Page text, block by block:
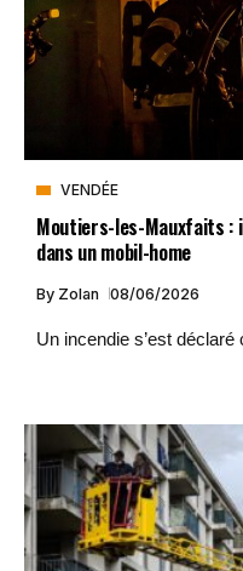
VENDÉE
Moutiers-les-Mauxfaits :
dans un mobil-home
By Zolan 08/06/2026
Un incendie s’est